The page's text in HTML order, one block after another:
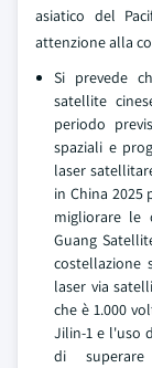
asiatico del
attenzione alla
Si prevede
satellite
periodo
spaziali e
laser
in China 2025
migliorare le
Guang
costellazione
laser via
che è 1.000
Jilin-1 e l'uso
di